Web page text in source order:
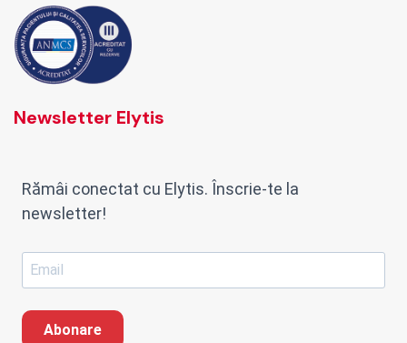
Newsletter Elytis
Rămâi conectat cu Elytis. Înscrie-te la
newsletter!
Abonare